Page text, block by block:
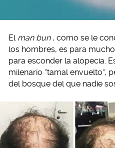
El man bun , como se le
los hombres, es para
para esconder la alopecia.
milenario “tamal envuelto”,
del bosque del que nadie